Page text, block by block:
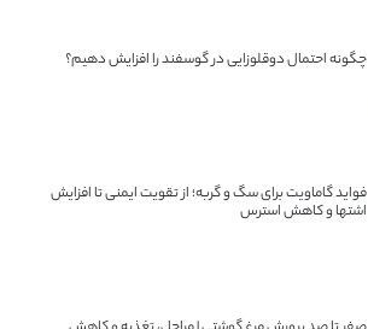
چگونه احتمال دوقلوزایی در گوسفند را افزایش دهیم؟
فواید گاماویت برای سگ و گربه؛ از تقویت ایمنی تا افزایش
اشتها و کاهش استرس